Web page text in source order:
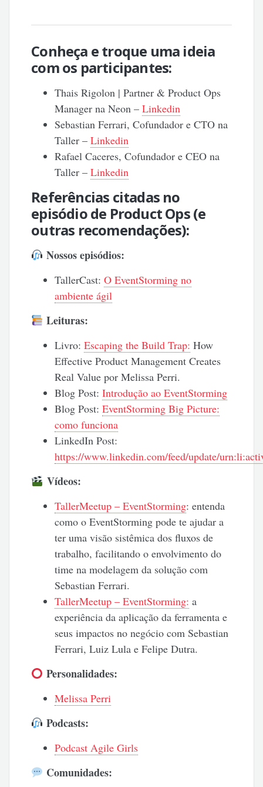
Conheça e troque uma ideia
com os participantes:
Thais Rigolon | Partner & Product Ops
Manager na Neon –Linkedin
Sebastian Ferrari, Cofundador e CTO na
Taller –Linkedin
Rafael Caceres, Cofundador e CEO na
Taller –Linkedin
Referências citadas no
episódio de Product Ops (e
outras recomendações):
Nossos episódios:
TallerCast:O EventStorming no
ambiente ágil
Leituras:
Livro:Escaping the Build Trap: How
Effective Product Management Creates
Real Value por Melissa Perri.
Blog Post:Introdução ao EventStorming
Blog Post:EventStorming Big Picture:
como funciona
LinkedIn Post:
https://www.linkedin.com/feed/update/
Vídeos:
TallerMeetup – EventStorming: entenda
como o EventStorming pode te ajudar a
ter uma visão sistêmica dos fluxos de
trabalho, facilitando o envolvimento do
time na modelagem da solução com
Sebastian Ferrari.
TallerMeetup – EventStorming: a
experiência da aplicação da ferramenta e
seus impactos no negócio com Sebastian
Ferrari, Luiz Lula e Felipe Dutra.
Personalidades:
Melissa Perri
Podcasts:
Podcast Agile Girls
Comunidades: